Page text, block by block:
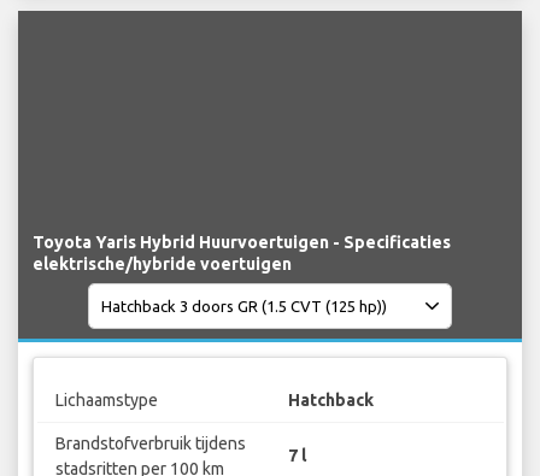
Toyota Yaris Hybrid Huurvoertuigen - Specificaties
elektrische/hybride voertuigen
Lichaamstype Hatchback
Brandstofverbruik tijdens
stadsritten per 100 km
7 l